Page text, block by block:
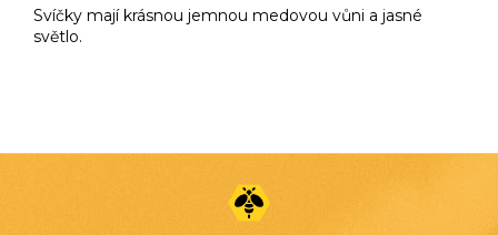
Svíčky mají krásnou jemnou medovou vůni a jasné
světlo.